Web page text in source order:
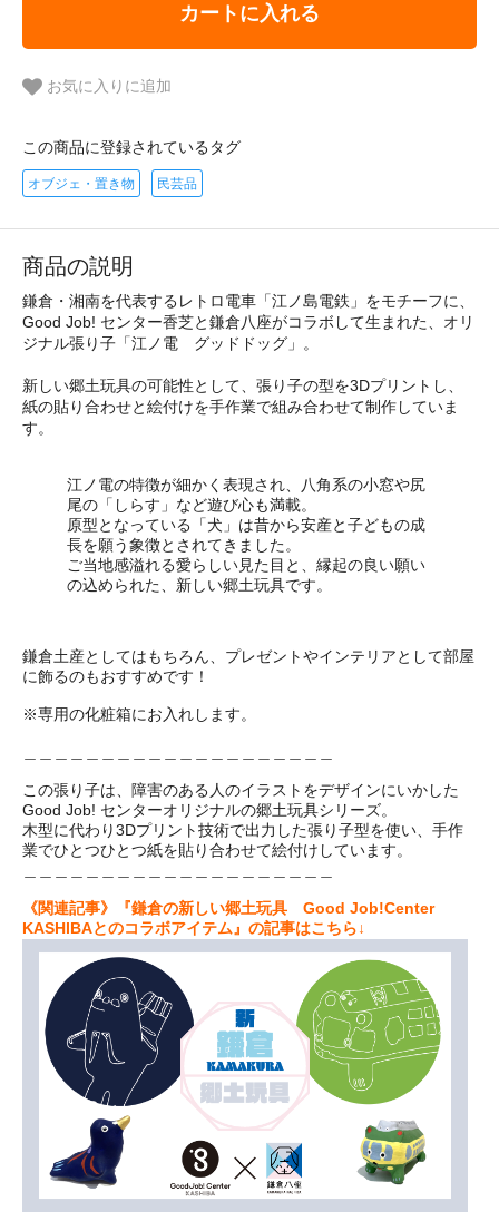
カートに入れる
お気に入りに追加
この商品に登録されているタグ
オブジェ・置き物 民芸品
商品の説明
鎌倉・湘南を代表するレトロ電車「江ノ島電鉄」をモチーフに、
Good Job! センター香芝と鎌倉八座がコラボして生まれた、オリ
ジナル張り子「江ノ電 グッドドッグ」。
新しい郷土玩具の可能性として、張り子の型を3Dプリントし、
紙の貼り合わせと絵付けを手作業で組み合わせて制作していま
す。
江ノ電の特徴が細かく表現され、八角系の小窓や尻
尾の「しらす」など遊び心も満載。
原型となっている「犬」は昔から安産と子どもの成
長を願う象徴とされてきました。
ご当地感溢れる愛らしい見た目と、縁起の良い願い
の込められた、新しい郷土玩具です。
鎌倉土産としてはもちろん、プレゼントやインテリアとして部屋
に飾るのもおすすめです！
※専用の化粧箱にお入れします。
この張り子は、障害のある人のイラストをデザインにいかした
Good Job! センターオリジナルの郷土玩具シリーズ。
木型に代わり3Dプリント技術で出力した張り子型を使い、手作
業でひとつひとつ紙を貼り合わせて絵付けしています。
《関連記事》『鎌倉の新しい郷土玩具 Good Job!Center
KASHIBAとのコラボアイテム』の記事はこちら↓